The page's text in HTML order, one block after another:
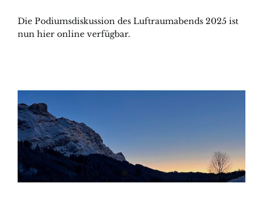
Die Podiumsdiskussion des Luftraumabends 2025 ist
nun hier online verfügbar.